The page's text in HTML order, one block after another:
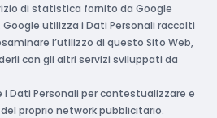
di statistica fornito da Google
utilizza i Dati Personali raccolti
l’utilizzo di questo Sito Web,
con gli altri servizi sviluppati da
Dati Personali per contestualizzare e
proprio network pubblicitario.